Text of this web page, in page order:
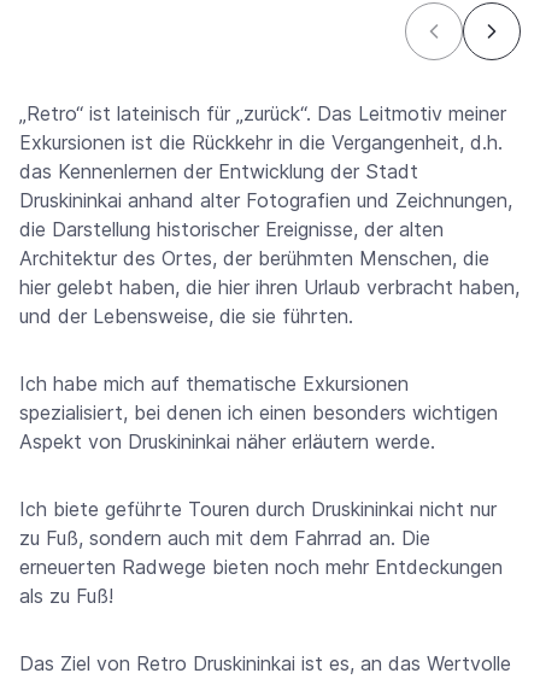
„Retro“ ist lateinisch für „zurück“. Das Leitmotiv meiner
Exkursionen ist die Rückkehr in die Vergangenheit, d.h.
das Kennenlernen der Entwicklung der Stadt
Druskininkai anhand alter Fotografien und Zeichnungen,
die Darstellung historischer Ereignisse, der alten
Architektur des Ortes, der berühmten Menschen, die
hier gelebt haben, die hier ihren Urlaub verbracht haben,
und der Lebensweise, die sie führten.
Ich habe mich auf thematische Exkursionen
spezialisiert, bei denen ich einen besonders wichtigen
Aspekt von Druskininkai näher erläutern werde.
Ich biete geführte Touren durch Druskininkai nicht nur
zu Fuß, sondern auch mit dem Fahrrad an. Die
erneuerten Radwege bieten noch mehr Entdeckungen
als zu Fuß!
Das Ziel von Retro Druskininkai ist es, an das Wertvolle